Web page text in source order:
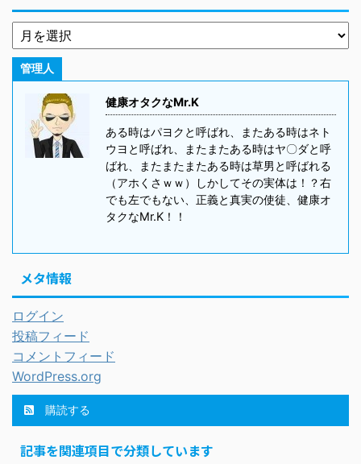
管理人
健康オタクなMr.K
ある時はパヨクと呼ばれ、またある時はネト
ウヨと呼ばれ、またまたある時はヤ〇ダと呼
ばれ、またまたまたある時は草男と呼ばれる
（アホくさｗｗ）しかしてその実体は！？右
でも左でもない、正義と真実の使徒、健康オ
タクなMr.K！！
メタ情報
ログイン
投稿フィード
コメントフィード
WordPress.org
購読する
記事を関連項目で分類しています